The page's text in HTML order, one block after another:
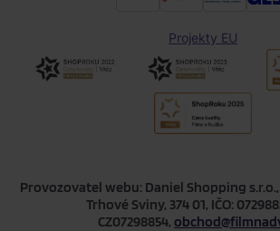
Projekty EU
Provozovatel webu: Daniel Shopping
Trhové Sviny, 374 01, IČO:
CZ07298854,